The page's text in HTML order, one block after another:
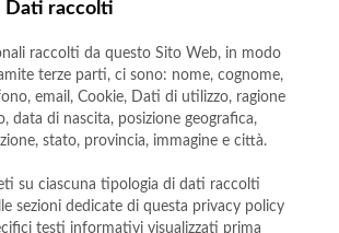
Dati raccolti
raccolti da questo Sito Web, in modo
terze parti, ci sono: nome, cognome,
email, Cookie, Dati di utilizzo, ragione
data di nascita, posizione geografica,
stato, provincia, immagine e città.
su ciascuna tipologia di dati raccolti
sezioni dedicate di questa privacy policy
testi informativi visualizzati prima